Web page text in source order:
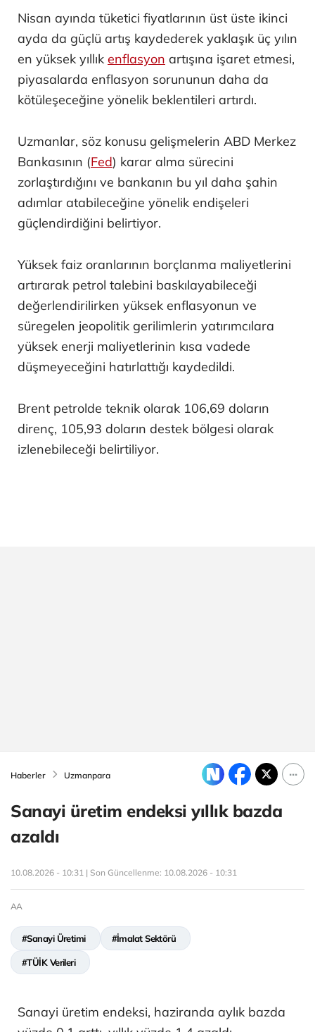
Nisan ayında tüketici fiyatlarının üst üste ikinci
ayda da güçlü artış kaydederek yaklaşık üç yılın
en yüksek yıllık enflasyon artışına işaret etmesi,
piyasalarda enflasyon sorununun daha da
kötüleşeceğine yönelik beklentileri artırdı.
Uzmanlar, söz konusu gelişmelerin ABD Merkez
Bankasının (Fed) karar alma sürecini
zorlaştırdığını ve bankanın bu yıl daha şahin
adımlar atabileceğine yönelik endişeleri
güçlendirdiğini belirtiyor.
Yüksek faiz oranlarının borçlanma maliyetlerini
artırarak petrol talebini baskılayabileceği
değerlendirilirken yüksek enflasyonun ve
süregelen jeopolitik gerilimlerin yatırımcılara
yüksek enerji maliyetlerinin kısa vadede
düşmeyeceğini hatırlattığı kaydedildi.
Brent petrolde teknik olarak 106,69 doların
direnç, 105,93 doların destek bölgesi olarak
izlenebileceği belirtiliyor.
Haberler Uzmanpara
Sanayi üretim endeksi yıllık bazda
azaldı
10.08.2026 - 10:31 | Son Güncellenme: 10.08.2026 - 10:31
AA
#Sanayi Üretimi #İmalat Sektörü
#TÜİK Verileri
Sanayi üretim endeksi, haziranda aylık bazda